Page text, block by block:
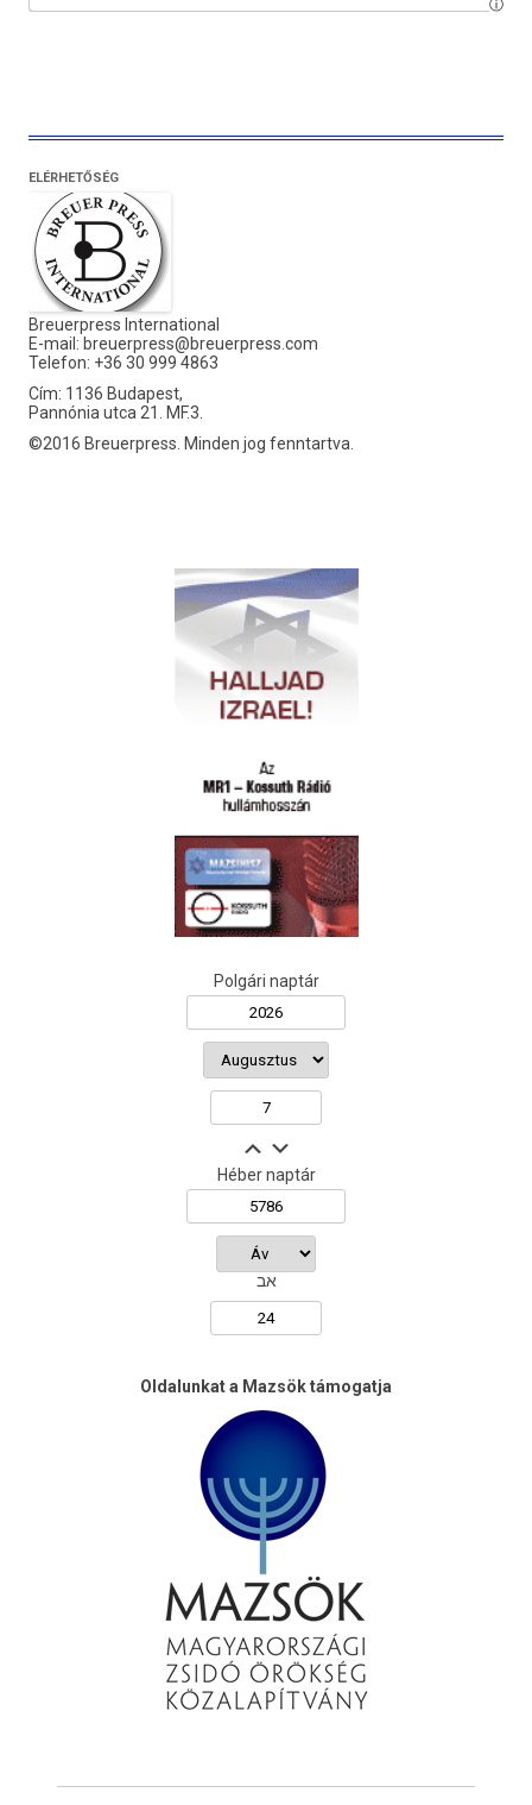
ELÉRHETŐSÉG
Breuerpress International
E-mail: breuerpress@breuerpress.com
Telefon: +36 30 999 4863
Cím: 1136 Budapest,
Pannónia utca 21. MF.3.
©2016 Breuerpress. Minden jog fenntartva.
Polgári naptár
Héber naptár
אב
Oldalunkat a Mazsök támogatja